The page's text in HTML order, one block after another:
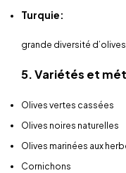
Turquie:
grande diversité
5. Variétés et
Olives vertes cassées
Olives noires naturelles
Olives marinées aux
Cornichons